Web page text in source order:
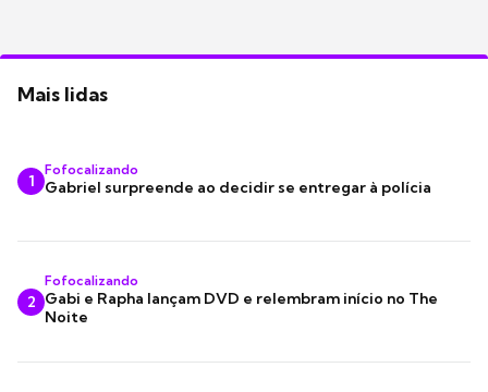
Mais lidas
1
Fofocalizando
Gabriel surpreende ao decidir se entregar à polícia
2
Fofocalizando
Gabi e Rapha lançam DVD e relembram início no The
Noite